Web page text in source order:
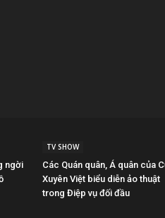
ngời
TV SHOW
Các Quán quân, Á quân của
Xuyên Việt biểu diễn ảo thuật
trong Điệp vụ đối đầu